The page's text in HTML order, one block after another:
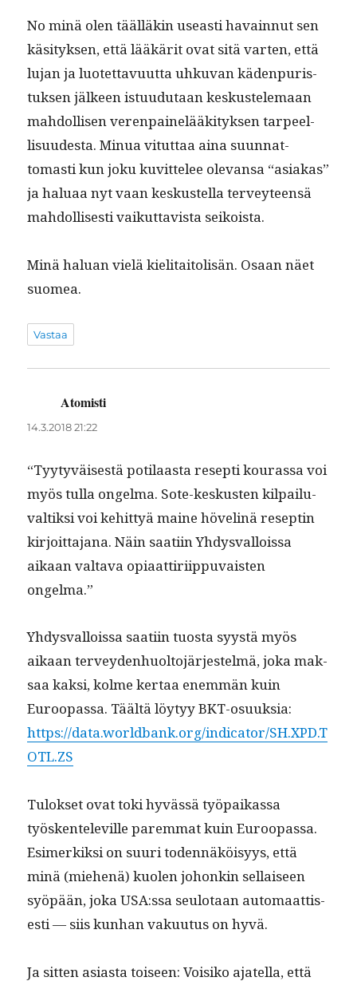
No minä olen tääl­läkin use­asti havain­nut sen
käsi­tyk­sen, että lääkärit ovat sitä varten, että
lujan ja luotet­tavu­ut­ta uhku­van käden­puris­
tuk­sen jäl­keen istu­udu­taan keskustele­maan
mah­dol­lisen veren­painelääk­i­tyk­sen tarpeel­
lisu­ud­es­ta. Min­ua vitut­taa aina suun­nat­
tomasti kun joku kuvit­telee ole­vansa “asi­akas”
ja halu­aa nyt vaan keskustel­la ter­vey­teen­sä
mah­dol­lis­es­ti vaikut­tavista seikoista.
Minä halu­an vielä kieli­taitolisän. Osaan näet
suomea.
Vastaa
Atomisti
14.3.2018 21:22
“Tyy­tyväis­es­tä poti­laas­ta resep­ti kouras­sa voi
myös tul­la ongel­ma. Sote-keskusten kil­pailu­
valtik­si voi kehit­tyä maine hövelinä reseptin
kir­joit­ta­jana. Näin saati­in Yhdys­val­lois­sa
aikaan val­ta­va opi­aat­tiri­ip­pu­vais­ten
ongelma.”
Yhdys­val­lois­sa saati­in tuos­ta syys­tä myös
aikaan ter­vey­den­huolto­jär­jestelmä, joka mak­
saa kak­si, kolme ker­taa enem­män kuin
Euroopas­sa. Täältä löy­tyy BKT-osuuk­sia:
https://data.worldbank.org/indicator/SH.XPD.T
OTL.ZS
Tulok­set ovat toki hyvässä työ­paikas­sa
työsken­televille parem­mat kuin Euroopas­sa.
Esimerkik­si on suuri toden­näköisyys, että
minä (miehenä) kuolen johonkin sel­l­aiseen
syöpään, joka USA:ssa seu­lotaan automaat­tis­
es­ti — siis kun­han vaku­u­tus on hyvä.
Ja sit­ten asi­as­ta toiseen: Voisiko ajatel­la, että